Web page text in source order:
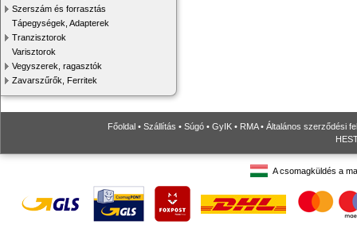
Szerszám és forrasztás
Tápegységek, Adapterek
Tranzisztorok
Varisztorok
Vegyszerek, ragasztók
Zavarszűrők, Ferritek
Főoldal • Szállítás • Súgó • GyIK • RMA• Általános szerződési
A csomagküldés a